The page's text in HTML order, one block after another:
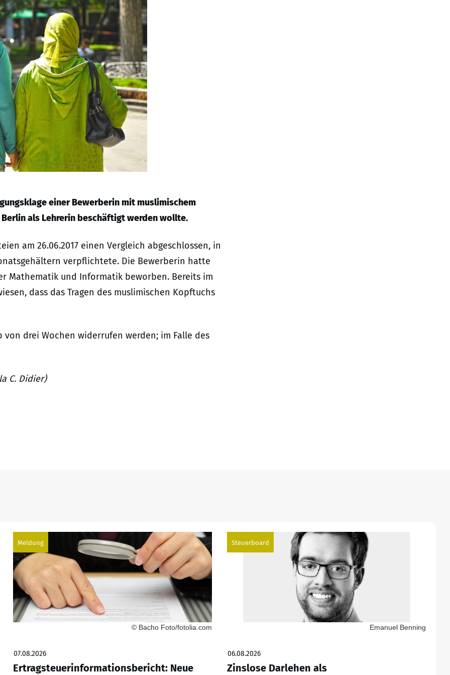
einer Bewerberin mit muslimischem
als Lehrerin beschäftigt werden wollte.
am 26.06.2017 einen Vergleich abgeschlossen, in
verpflichtete. Die Bewerberin hatte
Mathematik und Informatik beworben. Bereits im
dass das Tragen des muslimischen Kopftuchs
drei Wochen widerrufen werden; im Falle des
C. Didier)
Meldung
© Bacho Foto/fotolia.com
07.08.2026
Ertragsteuerinformationsbericht: Neue
Steuerboard
Emanuel Benning
06.08.2026
Zinslose Darlehen als